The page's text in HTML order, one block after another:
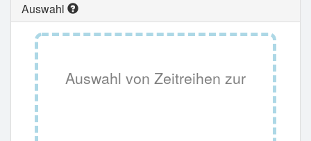
Auswahl
Auswahl von Zeitreihen zur